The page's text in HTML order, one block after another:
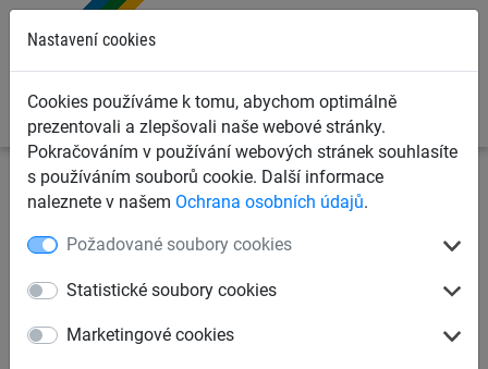
Nastavení cookies
Cookies používáme k tomu, abychom optimálně
prezentovali a zlepšovali naše webové stránky.
Pokračováním v používání webových stránek souhlasíte
s používáním souborů cookie. Další informace
naleznete v našem Ochrana osobních údajů.
Požadované soubory cookies
Statistické soubory cookies
Marketingové cookies
Dětská lanová hřiště
Šplhací sítě, žebříky, lana
Kotevní řetěz do země pro
šplhací lano